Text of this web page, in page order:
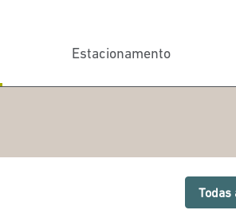
Estacionamento
Todas